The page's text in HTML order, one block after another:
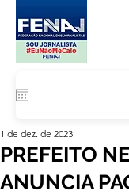
PREFEITO
ANUNCIA
1 de dez. de 2023